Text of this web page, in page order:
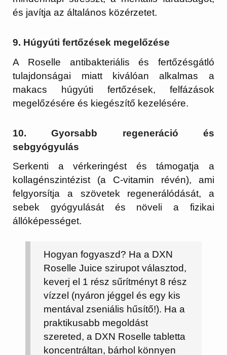
és javítja az általános közérzetet.
9. Húgyúti fertőzések megelőzése
A Roselle antibakteriális és fertőzésgátló
tulajdonságai miatt kiválóan alkalmas a
makacs húgyúti fertőzések, felfázások
megelőzésére és kiegészítő kezelésére.
10. Gyorsabb regeneráció és
sebgyógyulás
Serkenti a vérkeringést és támogatja a
kollagénszintézist (a C-vitamin révén), ami
felgyorsítja a szövetek regenerálódását, a
sebek gyógyulását és növeli a fizikai
állóképességet.
Hogyan fogyaszd? Ha a DXN
Roselle Juice szirupot választod,
keverj el 1 rész sűrítményt 8 rész
vízzel (nyáron jéggel és egy kis
mentával zseniális hűsítő!). Ha a
praktikusabb megoldást
szereted, a DXN Roselle tabletta
koncentráltan, bárhol könnyen